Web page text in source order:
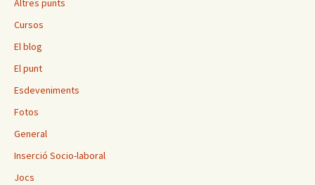
Altres punts
Cursos
El blog
El punt
Esdeveniments
Fotos
General
Inserció Socio-laboral
Jocs